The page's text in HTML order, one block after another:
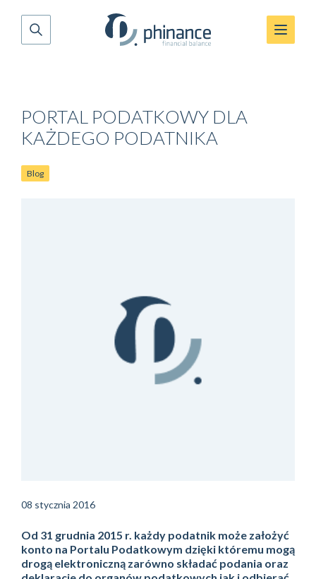
PORTAL PODATKOWY DLA
KAŻDEGO PODATNIKA
Blog
08 stycznia 2016
Od 31 grudnia 2015 r. każdy podatnik może założyć
konto na Portalu Podatkowym dzięki któremu mogą
drogą elektroniczną zarówno składać podania oraz